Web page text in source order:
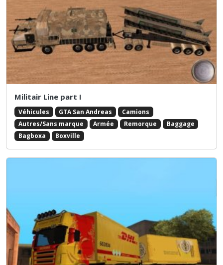
Militair Line part I
Véhicules GTA San Andreas
Camions
Autres/Sans marque
Armée Remorque
Baggage
Bagboxa
Boxville